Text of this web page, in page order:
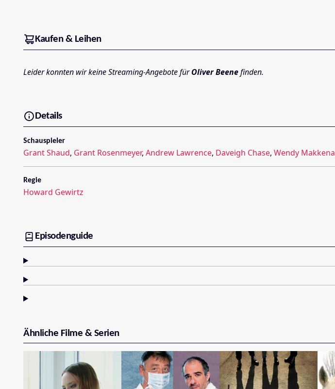
Kaufen & Leihen
Leider konnten wir keine Streaming-Angebote fürOliver Beenefinden.
Details
Schauspieler
Grant Shaud, Grant Rosenmeyer, Andrew Lawrence, Daveigh Chase, Wendy Makkena
Regie
Howard Gewirtz
Episodenguide
Ähnliche Filme & Serien